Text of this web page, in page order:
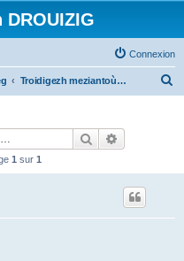
Connexion
Troidigezh meziantoù all (frank a wirioù evit an darn vrasañ anezho)
Rechercher
1 sur 1